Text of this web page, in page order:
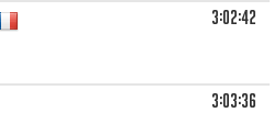
3:02:42
3:03:36